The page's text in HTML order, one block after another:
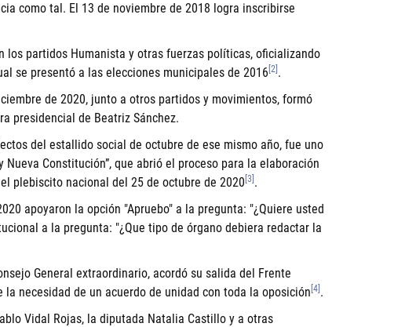
como tal. El 13 de noviembre de 2018 logra inscribirse
los partidos Humanista y otras fuerzas políticas, oficializando
se presentó a las elecciones municipales de 2016 [2] .
de 2020, junto a otros partidos y movimientos, formó
presidencial de Beatriz Sánchez.
del estallido social de octubre de ese mismo año, fue uno
Constitución”, que abrió el proceso para la elaboración
plebiscito nacional del 25 de octubre de 2020 [3] .
apoyaron la opción "Apruebo" a la pregunta: "¿Quiere usted
a la pregunta: "¿Que tipo de órgano debiera redactar la
General extraordinario, acordó su salida del Frente
necesidad de un acuerdo de unidad con toda la oposición [4] .
Vidal Rojas, la diputada Natalia Castillo y a otras